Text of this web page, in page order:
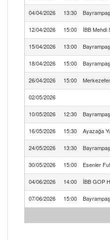
04/04/2026 13:30
12/04/2026 15:00 İBB Mehdi
15/04/2026 13:00
18/04/2026 15:00
26/04/2026 15:00
02/05/2026
10/05/2026 12:30
16/05/2026 15:30 Ayazağa
24/05/2026 13:30
30/05/2026 15:00 Esenler
04/06/2026 14:00 İBB GOP
07/06/2026 15:00